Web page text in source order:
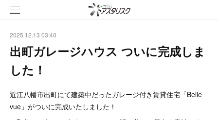
2025.12.13 03:40
出町ガレージハウス ついに完成しま
した！
近江八幡市出町にて建築中だったガレージ付き賃貸住宅「Belle
vue」がついに完成いたしました！